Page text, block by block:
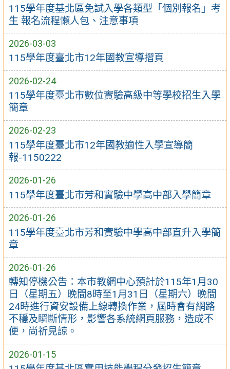
115學年度基北區免試入學各類型「個別報名」考
生 報名流程懶人包、注意事項
2026-03-03
115學年度臺北市12年國教宣導摺頁
2026-02-24
115學年度臺北市數位實驗高級中等學校招生入學
簡章
2026-02-23
115學年度臺北市12年國教適性入學宣導簡
報-1150222
2026-01-26
115學年度臺北市芳和實驗中學高中部入學簡章
2026-01-26
115學年度臺北市芳和實驗中學高中部直升入學簡
章
2026-01-26
轉知停機公告：本市教網中心預計於115年1月30
日（星期五）晚間8時至1月31日（星期六）晚間
24時進行資安設備上線轉換作業，屆時會有網路
不穩及瞬斷情形，影響各系統網頁服務，造成不
便，尚祈見諒。
2026-01-15